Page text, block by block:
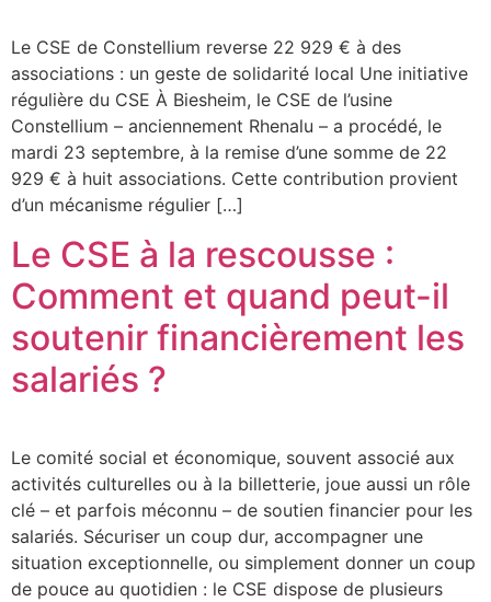
Le CSE de Constellium reverse 22 929 € à des
associations : un geste de solidarité local Une initiative
régulière du CSE À Biesheim, le CSE de l’usine
Constellium – anciennement Rhenalu – a procédé, le
mardi 23 septembre, à la remise d’une somme de 22
929 € à huit associations. Cette contribution provient
d’un mécanisme régulier […]
Le CSE à la rescousse :
Comment et quand peut-il
soutenir financièrement les
salariés ?
Le comité social et économique, souvent associé aux
activités culturelles ou à la billetterie, joue aussi un rôle
clé – et parfois méconnu – de soutien financier pour les
salariés. Sécuriser un coup dur, accompagner une
situation exceptionnelle, ou simplement donner un coup
de pouce au quotidien : le CSE dispose de plusieurs